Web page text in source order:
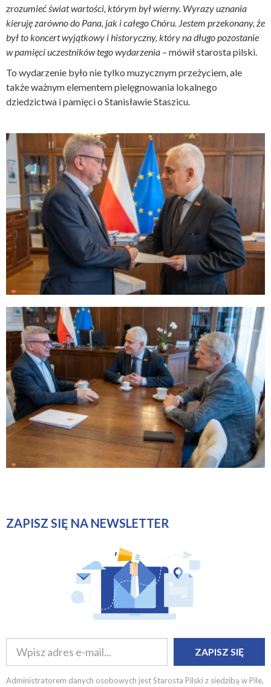
zrozumieć świat wartości, którym był wierny. Wyrazy uznania
kieruję zarówno do Pana, jak i całego Chóru. Jestem przekonany, że
był to koncert wyjątkowy i historyczny, który na długo pozostanie
w pamięci uczestników tego wydarzenia – mówił starosta pilski.
To wydarzenie było nie tylko muzycznym przeżyciem, ale
także ważnym elementem pielęgnowania lokalnego
dziedzictwa i pamięci o Stanisławie Staszicu.
ZAPISZ SIĘ NA NEWSLETTER
ZAPISZ SIĘ
Administratorem danych osobowych jest Starosta Pilski z siedzibą w Pile,